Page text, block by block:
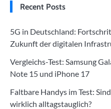
Recent Posts
5G in Deutschland:
Zukunft der digitalen
Vergleichs-Test: Samsung
Note 15 und iPhone 17
Faltbare Handys im Test:
wirklich alltagstauglich?